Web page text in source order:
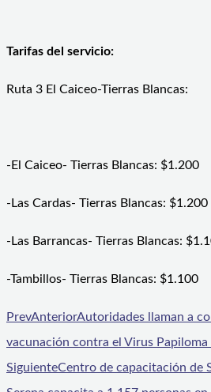
Tarifas del servicio:
Ruta 3 El Caiceo-Tierras Blancas:
-El Caiceo- Tierras Blancas: $1.200
-Las Cardas- Tierras Blancas: $1.200
-Las Barrancas- Tierras Blancas:
-Tambillos- Tierras Blancas: $1.100
PrevAnteriorAutoridades llaman a
vacunación contra el Virus Papiloma
SiguienteCentro de capacitación de